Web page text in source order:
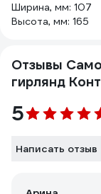
Ширина, мм: 107
Высота, мм: 165
Отзывы
гирлянд
5
Написать отзыв